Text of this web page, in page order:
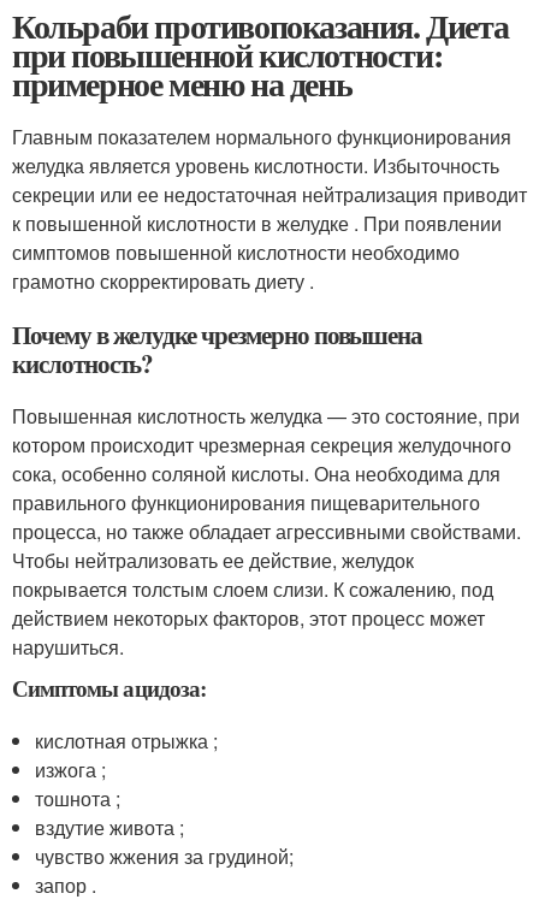
Кольраби противопоказания. Диета
при повышенной кислотности:
примерное меню на день
Главным показателем нормального функционирования
желудка является уровень кислотности. Избыточность
секреции или ее недостаточная нейтрализация приводит
к повышенной кислотности в желудке . При появлении
симптомов повышенной кислотности необходимо
грамотно скорректировать диету .
Почему в желудке чрезмерно повышена
кислотность?
Повышенная кислотность желудка — это состояние, при
котором происходит чрезмерная секреция желудочного
сока, особенно соляной кислоты. Она необходима для
правильного функционирования пищеварительного
процесса, но также обладает агрессивными свойствами.
Чтобы нейтрализовать ее действие, желудок
покрывается толстым слоем слизи. К сожалению, под
действием некоторых факторов, этот процесс может
нарушиться.
Симптомы ацидоза:
кислотная отрыжка ;
изжога ;
тошнота ;
вздутие живота ;
чувство жжения за грудиной;
запор .